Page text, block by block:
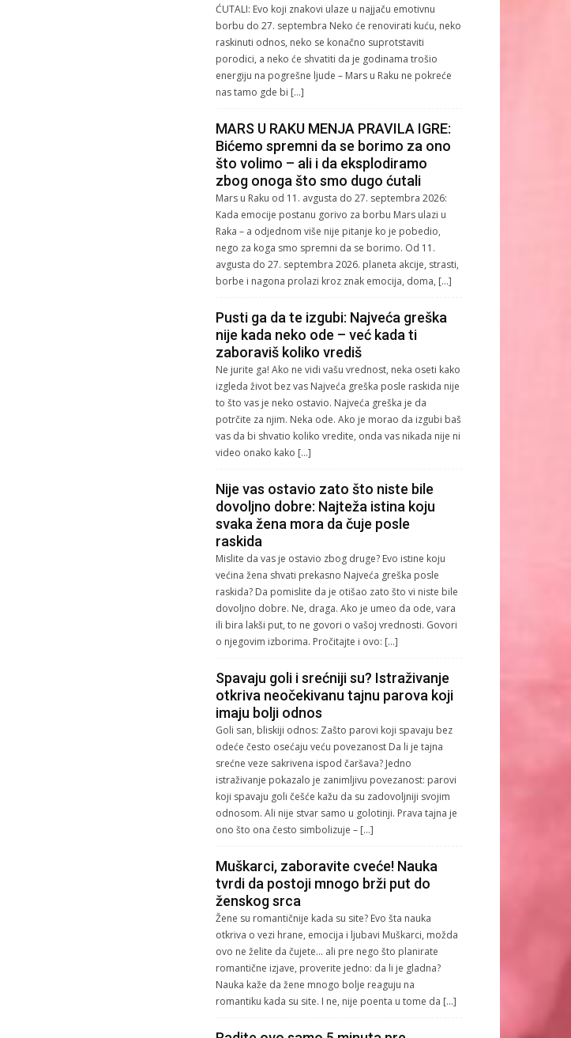
ĆUTALI: Evo koji znakovi ulaze u najjaču emotivnu
borbu do 27. septembra Neko će renovirati kuću, neko
raskinuti odnos, neko se konačno suprotstaviti
porodici, a neko će shvatiti da je godinama trošio
energiju na pogrešne ljude – Mars u Raku ne pokreće
nas tamo gde bi […]
MARS U RAKU MENJA PRAVILA IGRE:
Bićemo spremni da se borimo za ono
što volimo – ali i da eksplodiramo
zbog onoga što smo dugo ćutali
Mars u Raku od 11. avgusta do 27. septembra 2026:
Kada emocije postanu gorivo za borbu Mars ulazi u
Raka – a odjednom više nije pitanje ko je pobedio,
nego za koga smo spremni da se borimo. Od 11.
avgusta do 27. septembra 2026. planeta akcije, strasti,
borbe i nagona prolazi kroz znak emocija, doma, […]
Pusti ga da te izgubi: Najveća greška
nije kada neko ode – već kada ti
zaboraviš koliko vrediš
Ne jurite ga! Ako ne vidi vašu vrednost, neka oseti kako
izgleda život bez vas Najveća greška posle raskida nije
to što vas je neko ostavio. Najveća greška je da
potrčite za njim. Neka ode. Ako je morao da izgubi baš
vas da bi shvatio koliko vredite, onda vas nikada nije ni
video onako kako […]
Nije vas ostavio zato što niste bile
dovoljno dobre: Najteža istina koju
svaka žena mora da čuje posle
raskida
Mislite da vas je ostavio zbog druge? Evo istine koju
većina žena shvati prekasno Najveća greška posle
raskida? Da pomislite da je otišao zato što vi niste bile
dovoljno dobre. Ne, draga. Ako je umeo da ode, vara
ili bira lakši put, to ne govori o vašoj vrednosti. Govori
o njegovim izborima. Pročitajte i ovo: […]
Spavaju goli i srećniji su? Istraživanje
otkriva neočekivanu tajnu parova koji
imaju bolji odnos
Goli san, bliskiji odnos: Zašto parovi koji spavaju bez
odeće često osećaju veću povezanost Da li je tajna
srećne veze sakrivena ispod čaršava? Jedno
istraživanje pokazalo je zanimljivu povezanost: parovi
koji spavaju goli češće kažu da su zadovoljniji svojim
odnosom. Ali nije stvar samo u golotinji. Prava tajna je
ono što ona često simbolizuje – […]
Muškarci, zaboravite cveće! Nauka
tvrdi da postoji mnogo brži put do
ženskog srca
Žene su romantičnije kada su site? Evo šta nauka
otkriva o vezi hrane, emocija i ljubavi Muškarci, možda
ovo ne želite da čujete… ali pre nego što planirate
romantične izjave, proverite jedno: da li je gladna?
Nauka kaže da žene mnogo bolje reaguju na
romantiku kada su site. I ne, nije poenta u tome da […]